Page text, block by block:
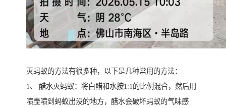
灭蚂蚁的方法有很多种，以下是几种常用的方法：
1、 醋水灭蚂蚁：将白醋和水按1:1的比例混合，然后用
喷壶喷到蚂蚁出没的地方，醋水会破坏蚂蚁的气味感